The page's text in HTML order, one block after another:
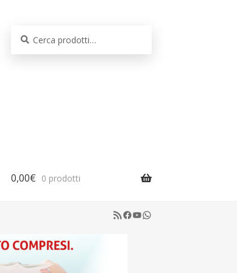
0,00€ 0 prodotti
RSS Feed
Facebook
YouTube
WhatsApp